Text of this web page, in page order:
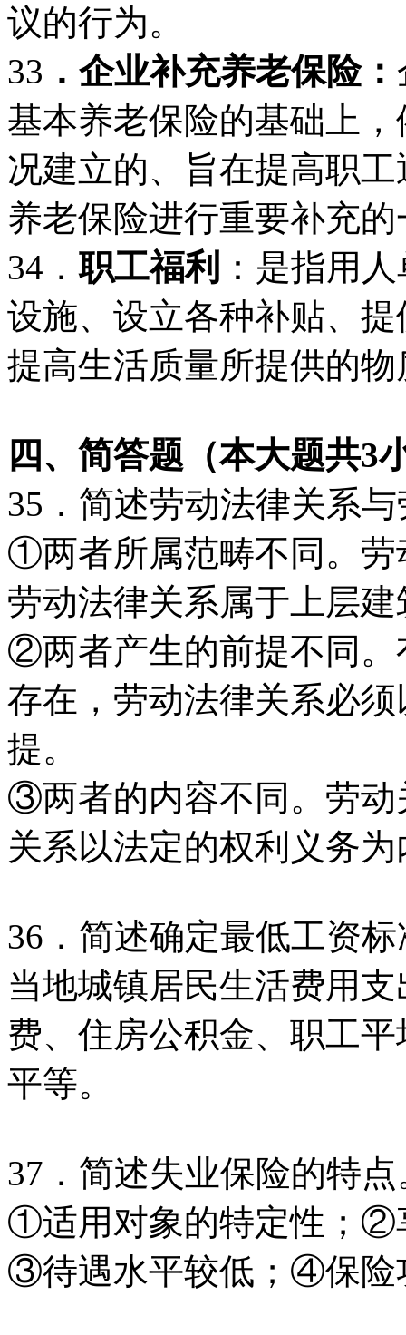
议的行为。
33 ．企业补充养老保险：
基本养老保险的基础上
况建立的、旨在提高职
养老保险进行重要补充
34．职工福利
：是指用
设施、设立各种补贴、
提高生活质量所提供的
四、简答题（本大题共3
35．简述劳动法律关系
①两者所属范畴不同。劳
劳动法律关系属于上层
②两者产生的前提不同。
存在，劳动法律关系必
提。
③两者的内容不同。劳动
关系以法定的权利义务
36．简述确定最低工资
当地城镇居民生活费用
费、住房公积金、职工
平等。
37．简述失业保险的特点
①适用对象的特定性；②
③待遇水平较低；④保险